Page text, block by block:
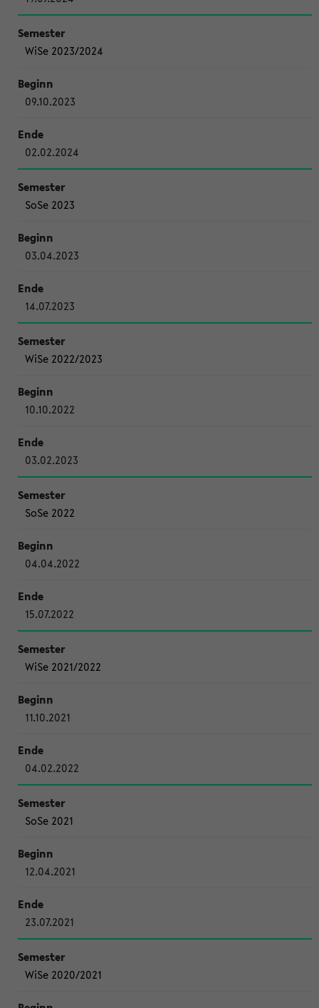
WiSe 2023/2024
09.10.2023
02.02.2024
SoSe 2023
03.04.2023
14.07.2023
WiSe 2022/2023
10.10.2022
03.02.2023
SoSe 2022
04.04.2022
15.07.2022
WiSe 2021/2022
11.10.2021
04.02.2022
SoSe 2021
12.04.2021
23.07.2021
WiSe 2020/2021